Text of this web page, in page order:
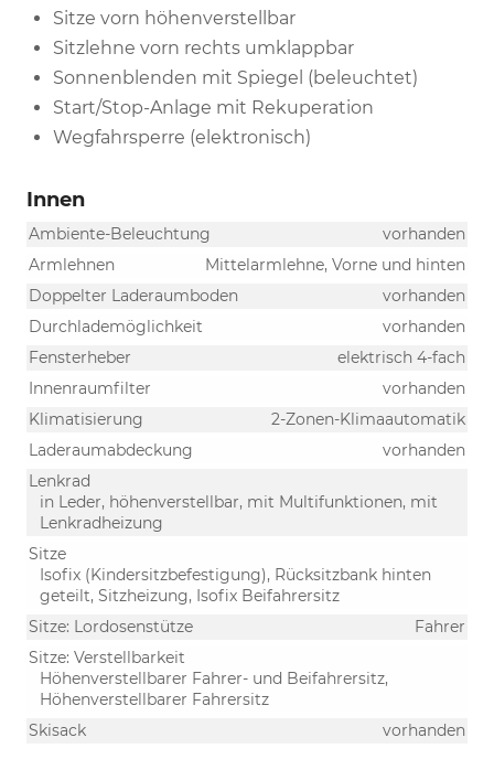
Sitze vorn höhenverstellbar
Sitzlehne vorn rechts umklappbar
Sonnenblenden mit Spiegel (beleuchtet)
Start/Stop-Anlage mit Rekuperation
Wegfahrsperre (elektronisch)
Innen
Ambiente-Beleuchtung
vorhanden
Armlehnen
Mittelarmlehne, Vorne und hinten
Doppelter Laderaumboden
vorhanden
Durchlademöglichkeit
vorhanden
Fensterheber
elektrisch 4-fach
Innenraumfilter
vorhanden
Klimatisierung
2-Zonen-Klimaautomatik
Laderaumabdeckung
vorhanden
Lenkrad
in Leder, höhenverstellbar, mit Multifunktionen, mit
Lenkradheizung
Sitze
Isofix (Kindersitzbefestigung), Rücksitzbank hinten
geteilt, Sitzheizung, Isofix Beifahrersitz
Sitze: Lordosenstütze
Fahrer
Sitze: Verstellbarkeit
Höhenverstellbarer Fahrer- und Beifahrersitz,
Höhenverstellbarer Fahrersitz
Skisack
vorhanden